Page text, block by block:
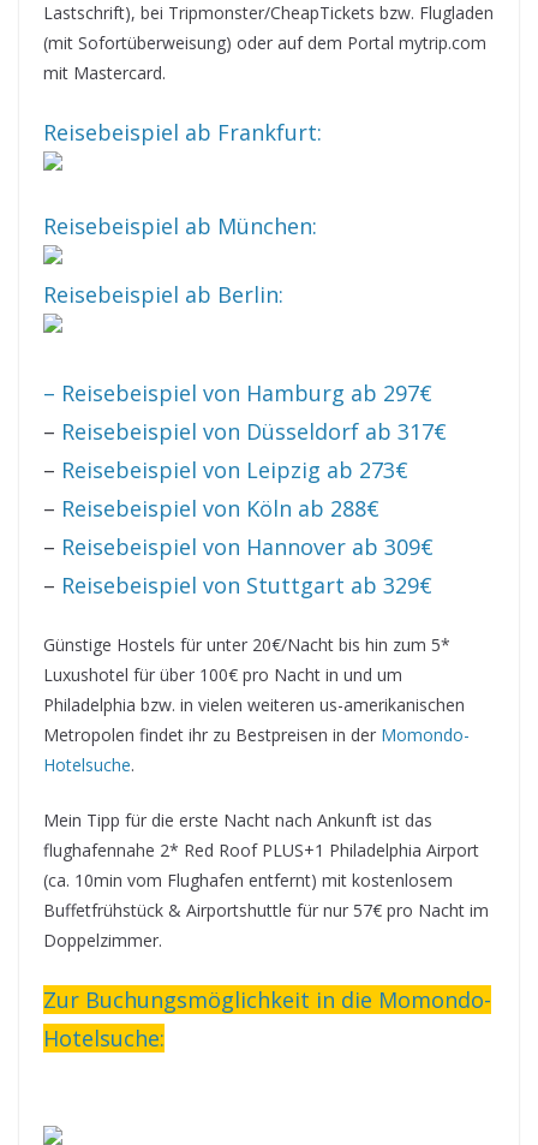
Lastschrift), bei Tripmonster/CheapTickets bzw. Flugladen
(mit Sofortüberweisung) oder auf dem Portal mytrip.com
mit Mastercard.
Reisebeispiel ab Frankfurt:
Reisebeispiel ab München:
Reisebeispiel ab Berlin:
– Reisebeispiel von Hamburg ab 297€
– Reisebeispiel von Düsseldorf ab 317€
– Reisebeispiel von Leipzig ab 273€
– Reisebeispiel von Köln ab 288€
– Reisebeispiel von Hannover ab 309€
– Reisebeispiel von Stuttgart ab 329€
Günstige Hostels für unter 20€/Nacht bis hin zum 5*
Luxushotel für über 100€ pro Nacht in und um
Philadelphia bzw. in vielen weiteren us-amerikanischen
Metropolen findet ihr zu Bestpreisen in der Momondo-
Hotelsuche.
Mein Tipp für die erste Nacht nach Ankunft ist das
flughafennahe 2* Red Roof PLUS+1 Philadelphia Airport
(ca. 10min vom Flughafen entfernt) mit kostenlosem
Buffetfrühstück & Airportshuttle für nur 57€ pro Nacht im
Doppelzimmer.
Zur Buchungsmöglichkeit in die Momondo-
Hotelsuche: